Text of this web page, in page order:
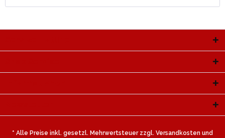
* Alle Preise inkl. gesetzl. Mehrwertsteuer zzgl. Versandkosten und